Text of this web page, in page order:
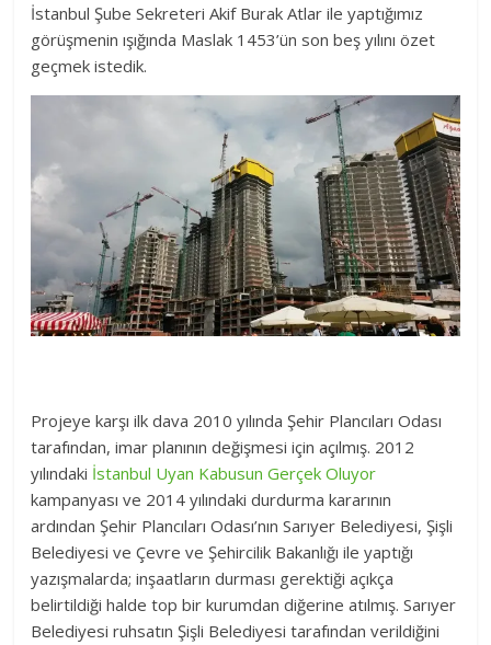
İstanbul Şube Sekreteri Akif Burak Atlar ile yaptığımız
görüşmenin ışığında Maslak 1453’ün son beş yılını özet
geçmek istedik.
Projeye karşı ilk dava 2010 yılında Şehir Plancıları Odası
tarafından, imar planının değişmesi için açılmış. 2012
yılındaki İstanbul Uyan Kabusun Gerçek Oluyor
kampanyası ve 2014 yılındaki durdurma kararının
ardından Şehir Plancıları Odası’nın Sarıyer Belediyesi, Şişli
Belediyesi ve Çevre ve Şehircilik Bakanlığı ile yaptığı
yazışmalarda; inşaatların durması gerektiği açıkça
belirtildiği halde top bir kurumdan diğerine atılmış. Sarıyer
Belediyesi ruhsatın Şişli Belediyesi tarafından verildiğini